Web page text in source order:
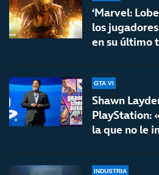
‘Marvel:
los
en su último
GTA VI
Shawn
PlayStation:
la que no le
INDUSTRIA